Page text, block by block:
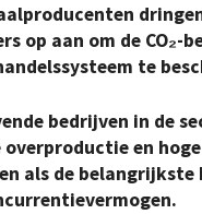
op aan om de CO₂-
te
bedrijven in de
en hoge
als de belangrijkste